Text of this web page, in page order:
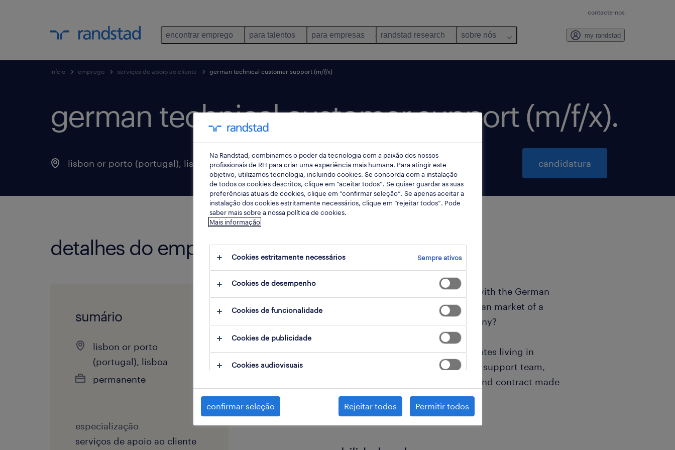
contacte-nos
encontrar emprego para talentos para empresas randstad research sobre nós my randstad
início emprego serviços de apoio ao cliente german technical customer support (m/f/x)
german technical customer support (m/f/x).
lisbon or porto (portugal), lisboa publicado hoje termina hoje candidatura
detalhes do emprego
sumário
lisbon or porto
(portugal), lisboa
permanente
especialização
serviços de apoio ao cliente
Are you looking for an opportunity to work with the German
language, helping customers from the German market of a
grand european telecommunications company?
We are looking for German speaking candidates living in
Lisbon or Porto, to join a technical customer support team,
with excellent career growth opportunities and contract made
directly by the company.
Na Randstad, combinamos o poder da tecnologia com a paixão dos nossos
profissionais de RH para criar uma experiência mais humana. Para atingir este
objetivo, utilizamos tecnologia, incluindo cookies. Se concorda com a instalação
de todos os cookies descritos, clique em “aceitar todos”. Se quiser guardar as suas
preferências atuais de cookies, clique em “confirmar seleção”. Se apenas aceitar a
instalação dos cookies estritamente necessários, clique em “rejeitar todos”. Pode
saber mais sobre a nossa política de cookies.
Mais informação
Cookies estritamente necessários Sempre ativos
Cookies de desempenho
Cookies de funcionalidade
Cookies de publicidade
Cookies audiovisuais
confirmar seleção Rejeitar todos Permitir todos